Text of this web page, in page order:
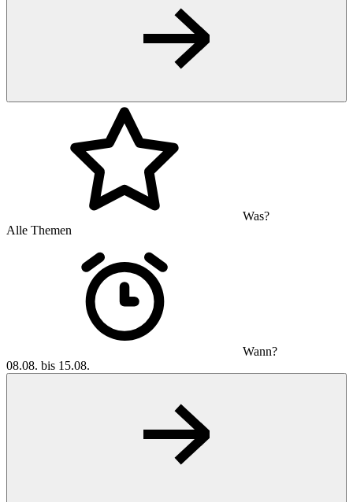
Was?
Alle Themen
Wann?
08.08. bis 15.08.